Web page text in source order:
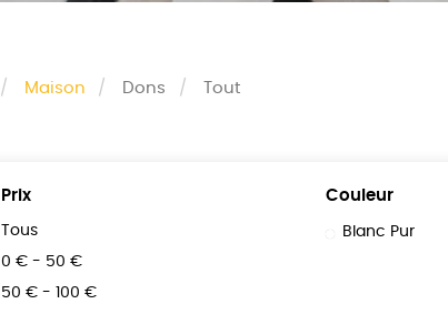
Maison Dons Tout
Prix
Tous
0 € - 50 €
50 € - 100 €
Couleur
Blanc Pur